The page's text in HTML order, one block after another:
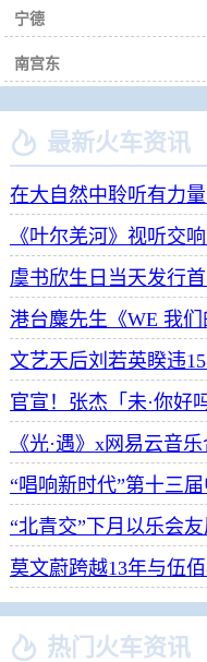
宁德
南宫东
 最新火车资讯
在大自然中聆听有力
《叶尔羌河》视听交
官宣！张杰「未·你好
“北青交”下月以乐会
莫文蔚跨越13年与伍
 热门火车资讯